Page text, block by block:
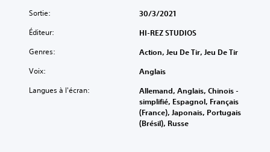
Sortie: 30/3/2021
Éditeur: HI-REZ STUDIOS
Genres: Action, Jeu De Tir, Jeu De Tir
Voix: Anglais
Langues à l'écran:
Allemand, Anglais, Chinois -
simplifié, Espagnol, Français
(France), Japonais, Portugais
(Brésil), Russe